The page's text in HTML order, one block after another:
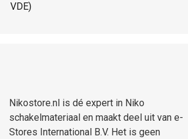
VDE)
Nikostore.nl is dé expert in Niko
schakelmateriaal en maakt deel uit van e-
Stores International B.V. Het is geen